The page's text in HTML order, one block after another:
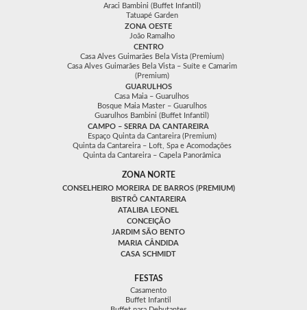
Araci Bambini (Buffet Infantil)
Tatuapé Garden
ZONA OESTE
João Ramalho
CENTRO
Casa Alves Guimarães Bela Vista (Premium)
Casa Alves Guimarães Bela Vista – Suíte e Camarim
(Premium)
GUARULHOS
Casa Maia – Guarulhos
Bosque Maia Master – Guarulhos
Guarulhos Bambini (Buffet Infantil)
CAMPO – SERRA DA CANTAREIRA
Espaço Quinta da Cantareira (Premium)
Quinta da Cantareira – Loft, Spa e Acomodações
Quinta da Cantareira – Capela Panorâmica
ZONA NORTE
CONSELHEIRO MOREIRA DE BARROS (PREMIUM)
BISTRÔ CANTAREIRA
ATALIBA LEONEL
CONCEIÇÃO
JARDIM SÃO BENTO
MARIA CÂNDIDA
CASA SCHMIDT
FESTAS
Casamento
Buffet Infantil